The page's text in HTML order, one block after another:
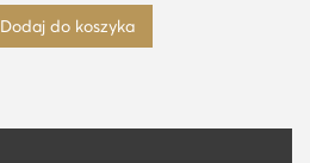
Dodaj do koszyka